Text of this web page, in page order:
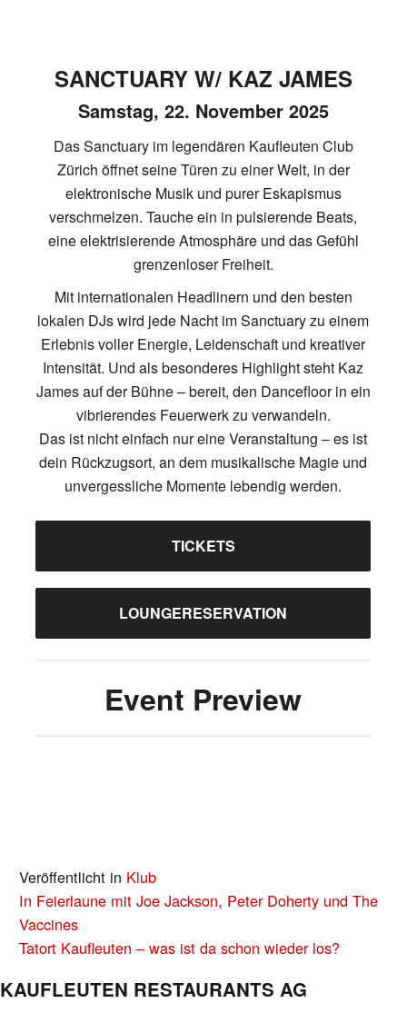
SANCTUARY W/ KAZ JAMES
Samstag, 22. November 2025
Das Sanctuary im legendären Kaufleuten Club
Zürich öffnet seine Türen zu einer Welt, in der
elektronische Musik und purer Eskapismus
verschmelzen. Tauche ein in pulsierende Beats,
eine elektrisierende Atmosphäre und das Gefühl
grenzenloser Freiheit.
Mit internationalen Headlinern und den besten
lokalen DJs wird jede Nacht im Sanctuary zu einem
Erlebnis voller Energie, Leidenschaft und kreativer
Intensität. Und als besonderes Highlight steht Kaz
James auf der Bühne – bereit, den Dancefloor in ein
vibrierendes Feuerwerk zu verwandeln.
Das ist nicht einfach nur eine Veranstaltung – es ist
dein Rückzugsort, an dem musikalische Magie und
unvergessliche Momente lebendig werden.
TICKETS
LOUNGERESERVATION
Event Preview
Veröffentlicht in Klub
BEITRAGS-
NAVIGATION
In Feierlaune mit Joe Jackson, Peter Doherty und The
Vaccines
Tatort Kaufleuten – was ist da schon wieder los?
KAUFLEUTEN RESTAURANTS AG